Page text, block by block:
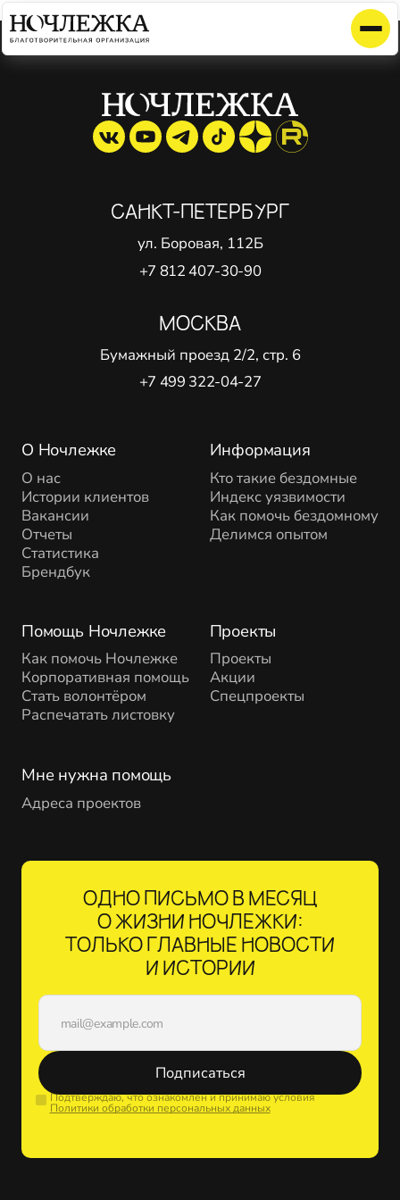
Элемент не найден!
О Ночлежке
О нас
Истории клиентов
Вакансии
Отчеты
Статистика
Брендбук
Помощь Ночлежке
Как помочь Ночлежке
Корпоративная помощь
Стать волонтёром
Распечатать листовку
Проекты
Проекты
Акции
Спецпроекты
Информация
Кто такие бездомные
Индекс уязвимости
Как помочь бездомному
Делимся опытом
Мне нужна помощь
Адреса проектов
САНКТ-ПЕТЕРБУРГ
ул. Боровая, 112Б
+7 812 407-30-90
МОСКВА
Бумажный проезд 2/2, стр. 6
+7 499 322-04-27
ОДНО ПИСЬМО В МЕСЯЦ
О ЖИЗНИ НОЧЛЕЖКИ:
ТОЛЬКО ГЛАВНЫЕ НОВОСТИ
И ИСТОРИИ
Подписаться
Подтверждаю, что ознакомлен и принимаю условия
Политики обработки персональных данных